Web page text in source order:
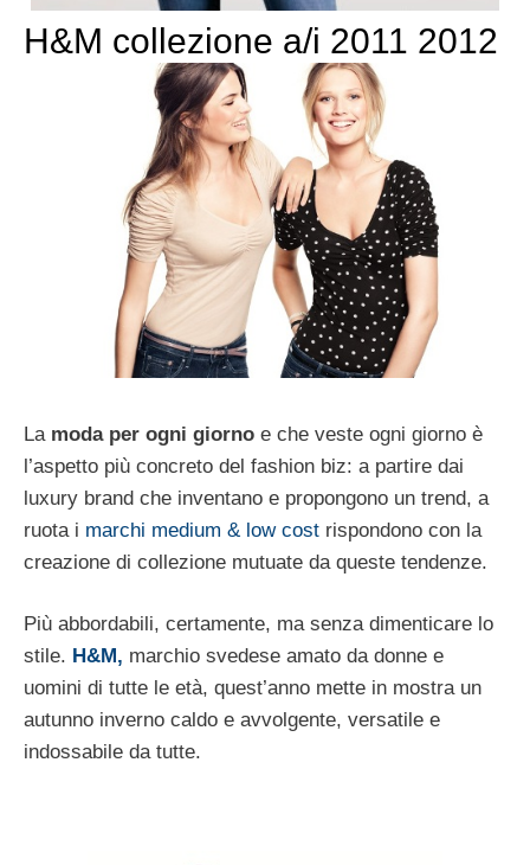
H&M collezione a/i 2011 2012
La moda per ogni giorno e che veste ogni giorno è
l’aspetto più concreto del fashion biz: a partire dai
luxury brand che inventano e propongono un trend, a
ruota i marchi medium & low cost rispondono con la
creazione di collezione mutuate da queste tendenze.
Più abbordabili, certamente, ma senza dimenticare lo
stile. H&M, marchio svedese amato da donne e
uomini di tutte le età, quest’anno mette in mostra un
autunno inverno caldo e avvolgente, versatile e
indossabile da tutte.